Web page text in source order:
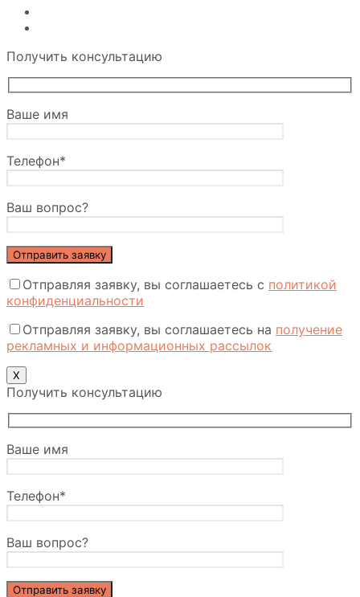
Получить консультацию
Ваше имя
Телефон*
Ваш вопрос?
Отправляя заявку, вы соглашаетесь с политикой
конфиденциальности
Отправляя заявку, вы соглашаетесь на получение
рекламных и информационных рассылок
Х
Получить консультацию
Ваше имя
Телефон*
Ваш вопрос?